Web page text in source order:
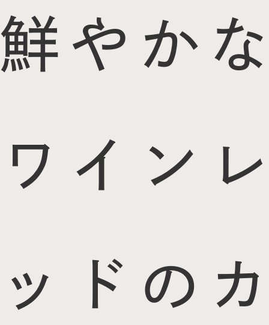
鮮やかな
ワインレ
ッドのカ